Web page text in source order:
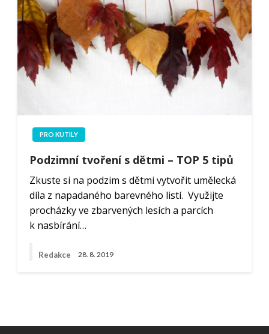
PRO KUTILY
Podzimní tvoření s dětmi – TOP 5 tipů
Zkuste si na podzim s dětmi vytvořit umělecká
díla z napadaného barevného listí. Využijte
procházky ve zbarvených lesích a parcích
k nasbírání…
Redakce 28. 8. 2019